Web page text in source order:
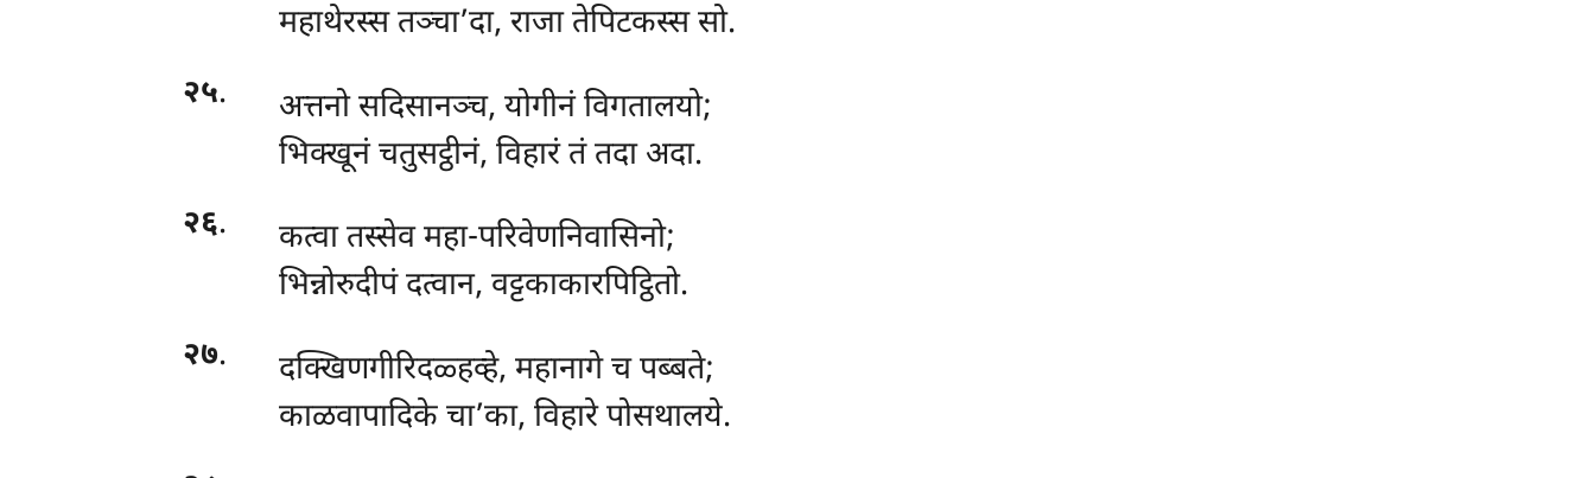
महाथेरस्स तञ्चा’दा, राजा तेपिटकस्स सो.
२५.
अत्तनो सदिसानञ्च, योगीनं विगतालयो;
भिक्खूनं चतुसट्ठीनं, विहारं तं तदा अदा.
२६.
कत्वा तस्सेव महा-परिवेणनिवासिनो;
भिन्नोरुदीपं दत्वान, वट्टकाकारपिट्ठितो.
२७.
दक्खिणगीरिदळ्हव्हे, महानागे च पब्बते;
काळवापादिके चा’का, विहारे पोसथालये.